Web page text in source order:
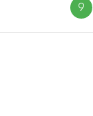
9